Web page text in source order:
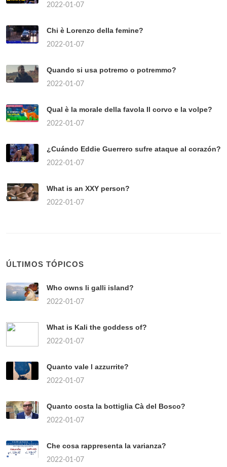
2022-01-07
Chi è Lorenzo della femine?
2022-01-07
Quando si usa potremo o potremmo?
2022-01-07
Qual è la morale della favola Il corvo e la volpe?
2022-01-07
¿Cuándo Eddie Guerrero sufre ataque al corazón?
2022-01-07
What is an XXY person?
2022-01-07
ÚLTIMOS TÓPICOS
Who owns li galli island?
2022-01-07
What is Kali the goddess of?
2022-01-07
Quanto vale l azzurrite?
2022-01-07
Quanto costa la bottiglia Cà del Bosco?
2022-01-07
Che cosa rappresenta la varianza?
2022-01-07